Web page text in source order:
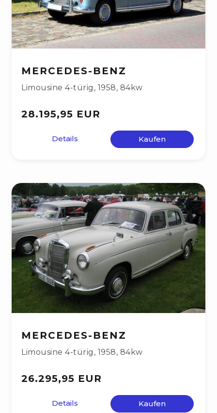
MERCEDES-BENZ
Limousine 4-türig , 1958, 84kw
28.195,95 EUR
Details Kaufen
MERCEDES-BENZ
Limousine 4-türig , 1958, 84kw
26.295,95 EUR
Details Kaufen